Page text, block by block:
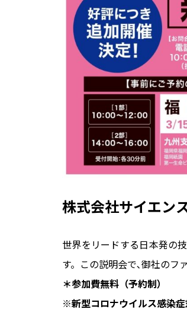
株式会社サイエン
世界をリードする日本発の
す。この説明会で､御社のフ
＊参加費無料（予約制）
※新型コロナウイルス感染